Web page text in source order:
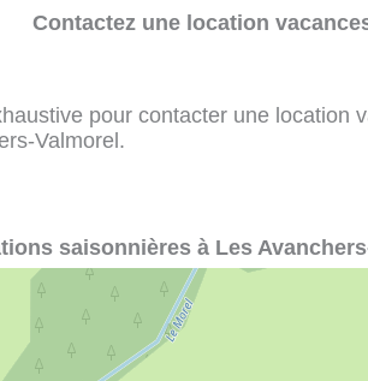
Contactez une location
pour contacter une location
Valmorel.
saisonnières à Les